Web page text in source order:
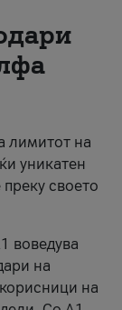
лимитот на
уникатен
своето
воведува
на
на